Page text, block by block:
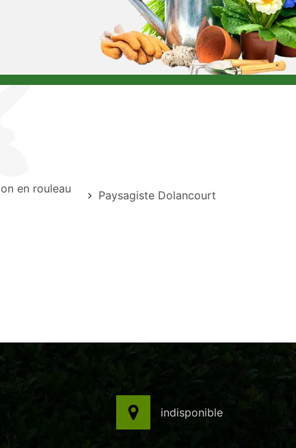
en rouleau
Paysagiste Dolancourt
indisponible